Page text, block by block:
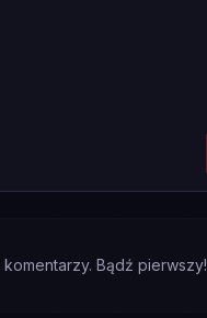
komentarzy. Bądź pierwszy!